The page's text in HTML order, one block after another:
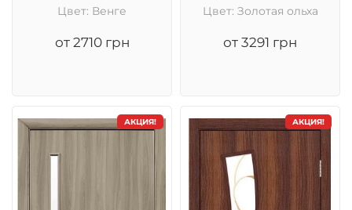
Цвет: Венге
от 2710 грн
Цвет: Золотая ольха
от 3291 грн
АКЦИЯ! АКЦИЯ!